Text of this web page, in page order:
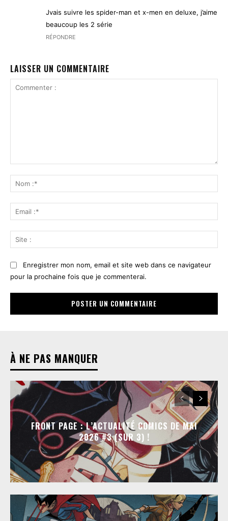
Jvais suivre les spider-man et x-men en deluxe, j’aime
beaucoup les 2 série
RÉPONDRE
LAISSER UN COMMENTAIRE
:*
:*
:
Enregistrer mon nom, email et site web dans ce navigateur
pour la prochaine fois que je commenterai.
À NE PAS MANQUER
FRONT PAGE : L’ACTUALITÉ COMICS DE MAI
2026 #3 (SUR 3) !